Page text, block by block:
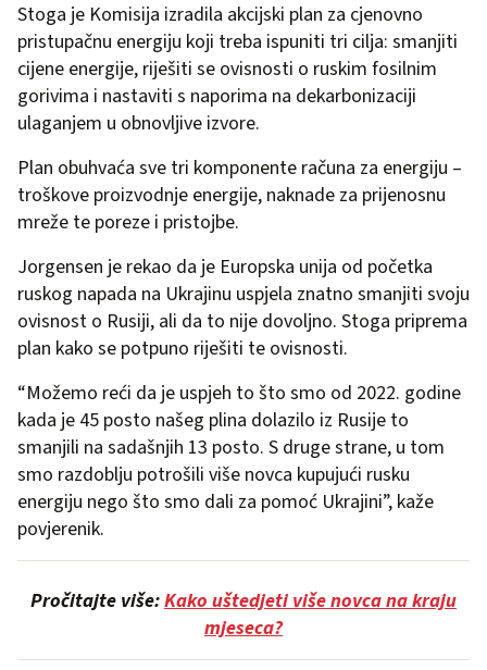
Stoga je Komisija izradila akcijski plan za cjenovno
pristupačnu energiju koji treba ispuniti tri cilja: smanjiti
cijene energije, riješiti se ovisnosti o ruskim fosilnim
gorivima i nastaviti s naporima na dekarbonizaciji
ulaganjem u obnovljive izvore.
Plan obuhvaća sve tri komponente računa za energiju –
troškove proizvodnje energije, naknade za prijenosnu
mreže te poreze i pristojbe.
Jorgensen je rekao da je Europska unija od početka
ruskog napada na Ukrajinu uspjela znatno smanjiti svoju
ovisnost o Rusiji, ali da to nije dovoljno. Stoga priprema
plan kako se potpuno riješiti te ovisnosti.
“Možemo reći da je uspjeh to što smo od 2022. godine
kada je 45 posto našeg plina dolazilo iz Rusije to
smanjili na sadašnjih 13 posto. S druge strane, u tom
smo razdoblju potrošili više novca kupujući rusku
energiju nego što smo dali za pomoć Ukrajini”, kaže
povjerenik.
Pročitajte više:Kako uštedjeti više novca na kraju
mjeseca?